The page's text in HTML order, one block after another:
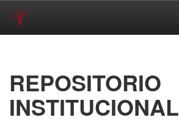
REPOSITORIO
INSTITUCIONAL